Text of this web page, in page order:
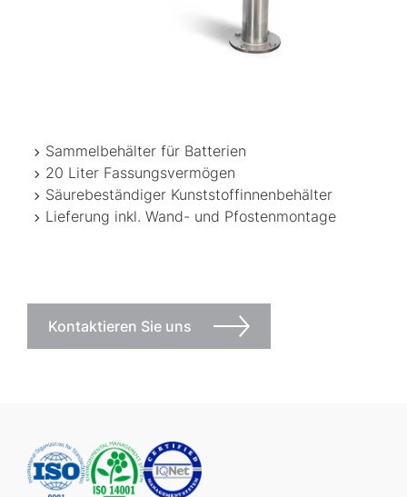
Sammelbehälter für Batterien
20 Liter Fassungsvermögen
Säurebeständiger Kunststoffinnenbehälter
Lieferung inkl. Wand- und Pfostenmontage
Kontaktieren Sie uns